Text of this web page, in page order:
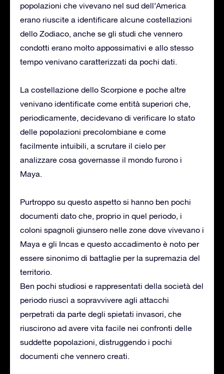
popolazioni che vivevano nel sud dell’America
erano riuscite a identificare alcune costellazioni
dello Zodiaco, anche se gli studi che vennero
condotti erano molto appossimativi e allo stesso
tempo venivano caratterizzati da pochi dati.
La costellazione dello Scorpione e poche altre
venivano identificate come entità superiori che,
periodicamente, decidevano di verificare lo stato
delle popolazioni precolombiane e come
facilmente intuibili, a scrutare il cielo per
analizzare cosa governasse il mondo furono i
Maya.
Purtroppo su questo aspetto si hanno ben pochi
documenti dato che, proprio in quel periodo, i
coloni spagnoli giunsero nelle zone dove vivevano i
Maya e gli Incas e questo accadimento è noto per
essere sinonimo di battaglie per la supremazia del
territorio.
Ben pochi studiosi e rappresentati della società del
periodo riuscì a sopravvivere agli attacchi
perpetrati da parte degli spietati invasori, che
riuscirono ad avere vita facile nei confronti delle
suddette popolazioni, distruggendo i pochi
documenti che vennero creati.